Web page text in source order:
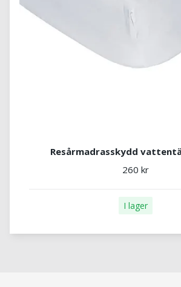
Resårmadrasskydd
260 kr
I lager